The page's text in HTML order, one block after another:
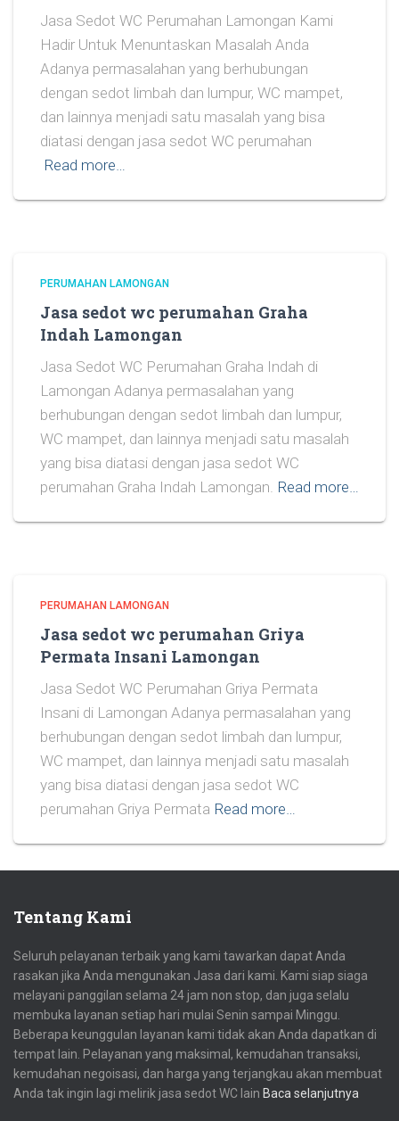
Jasa Sedot WC Perumahan Lamongan Kami
Hadir Untuk Menuntaskan Masalah Anda
Adanya permasalahan yang berhubungan
dengan sedot limbah dan lumpur, WC mampet,
dan lainnya menjadi satu masalah yang bisa
diatasi dengan jasa sedot WC perumahan
Read more…
PERUMAHAN LAMONGAN
Jasa sedot wc perumahan Graha
Indah Lamongan
Jasa Sedot WC Perumahan Graha Indah di
Lamongan Adanya permasalahan yang
berhubungan dengan sedot limbah dan lumpur,
WC mampet, dan lainnya menjadi satu masalah
yang bisa diatasi dengan jasa sedot WC
perumahan Graha Indah Lamongan. Read more…
PERUMAHAN LAMONGAN
Jasa sedot wc perumahan Griya
Permata Insani Lamongan
Jasa Sedot WC Perumahan Griya Permata
Insani di Lamongan Adanya permasalahan yang
berhubungan dengan sedot limbah dan lumpur,
WC mampet, dan lainnya menjadi satu masalah
yang bisa diatasi dengan jasa sedot WC
perumahan Griya Permata Read more…
Tentang Kami
Seluruh pelayanan terbaik yang kami tawarkan dapat Anda
rasakan jika Anda mengunakan Jasa dari kami. Kami siap siaga
melayani panggilan selama 24 jam non stop, dan juga selalu
membuka layanan setiap hari mulai Senin sampai Minggu.
Beberapa keunggulan layanan kami tidak akan Anda dapatkan di
tempat lain. Pelayanan yang maksimal, kemudahan transaksi,
kemudahan negoisasi, dan harga yang terjangkau akan membuat
Anda tak ingin lagi melirik jasa sedot WC lain Baca selanjutnya